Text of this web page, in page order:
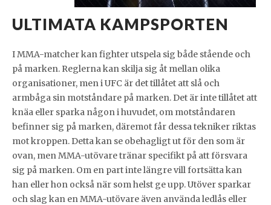
ULTIMATA KAMPSPORTEN
I MMA-matcher kan fighter utspela sig både stående och
på marken. Reglerna kan skilja sig åt mellan olika
organisationer, men i UFC är det tillåtet att slå och
armbåga sin motståndare på marken. Det är inte tillåtet att
knäa eller sparka någon i huvudet, om motståndaren
befinner sig på marken, däremot får dessa tekniker riktas
mot kroppen. Detta kan se obehagligt ut för den som är
ovan, men MMA-utövare tränar specifikt på att försvara
sig på marken. Om en part inte längre vill fortsätta kan
han eller hon också när som helst ge upp. Utöver sparkar
och slag kan en MMA-utövare även använda ledlås eller